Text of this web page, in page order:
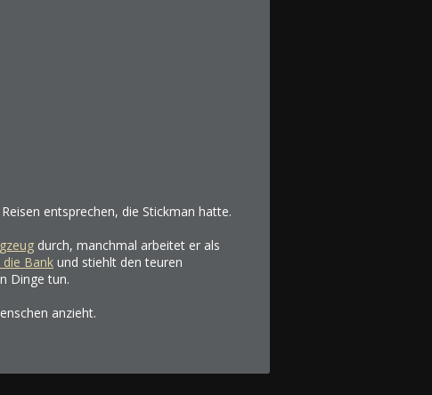
entsprechen, die Stickman hatte.
durch, manchmal arbeitet er als
Bank und stiehlt den teuren
Dinge tun.
anzieht.